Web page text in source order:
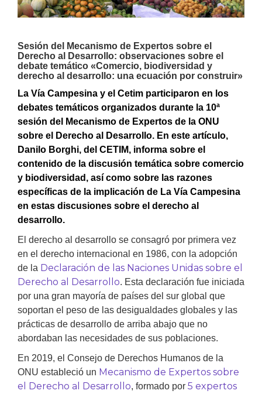
Sesión del Mecanismo de Expertos sobre el
Derecho al Desarrollo: observaciones sobre el
debate temático «Comercio, biodiversidad y
derecho al desarrollo: una ecuación por construir»
La Vía Campesina y el Cetim participaron en los
debates temáticos organizados durante la 10ª
sesión del Mecanismo de Expertos de la ONU
sobre el Derecho al Desarrollo. En este artículo,
Danilo Borghi, del CETIM, informa sobre el
contenido de la discusión temática sobre comercio
y biodiversidad, así como sobre las razones
específicas de la implicación de La Vía Campesina
en estas discusiones sobre el derecho al
desarrollo.
El derecho al desarrollo se consagró por primera vez
en el derecho internacional en 1986, con la adopción
de la Declaración de las Naciones Unidas sobre el
Derecho al Desarrollo. Esta declaración fue iniciada
por una gran mayoría de países del sur global que
soportan el peso de las desigualdades globales y las
prácticas de desarrollo de arriba abajo que no
abordaban las necesidades de sus poblaciones.
En 2019, el Consejo de Derechos Humanos de la
ONU estableció un Mecanismo de Expertos sobre
el Derecho al Desarrollo, formado por 5 expertos